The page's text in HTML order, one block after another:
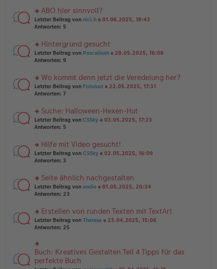
tr
a
g
e
n
er
tr
a
g
n
g
el
e
n
er
tr
a
g
rs
te
n
g
el
e
n
er
tr
a
g
ABO hier sinnvoll?
Letzter Beitrag von nici.h « 01.06.2025, 18:43
Antworten: 5
rs
te
n
g
el
e
n
er
tr
a
g
Hintergrund gesucht
Letzter Beitrag von Pascalinah « 28.05.2025, 16:08
Antworten: 9
rs
te
n
g
el
e
n
er
tr
a
g
Wo kommt denn jetzt die Veredelung her?
Letzter Beitrag von Fotolust « 22.05.2025, 17:31
Antworten: 7
rs
te
n
g
el
e
n
er
tr
a
g
Suche: Halloween-Hexen-Hut
Letzter Beitrag von CSSky « 03.05.2025, 17:23
Antworten: 5
rs
te
n
g
el
e
n
er
tr
a
g
Hilfe mit Video gesucht!
Letzter Beitrag von CSSky « 02.05.2025, 16:09
Antworten: 3
rs
te
n
g
el
e
n
er
B
Seite ähnlich nachgestalten
Letzter Beitrag von andie « 01.05.2025, 20:34
Antworten: 23
rs
te
u
n
g
el
Erstellen von runden Texten mit TextArt
Letzter Beitrag von Therese « 23.04.2025, 15:06
Antworten: 25
rs
te
r
Buch: Kreatives Gestalten Teil 4 Tipps für das
perfekte Buch